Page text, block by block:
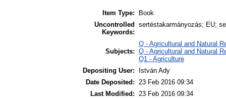
Item Type:
Book
Uncontrolled
Keywords:
sertéstakarmányozás; EU;
Subjects:
Q - Agricultural and Natural
Q - Agricultural and Natural
Q1 - Agriculture
Depositing User:
István Ady
Date Deposited:
23 Feb 2016 09:34
Last Modified:
23 Feb 2016 09:34